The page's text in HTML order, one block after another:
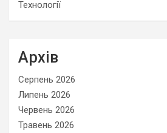
Технології
Архів
Серпень 2026
Липень 2026
Червень 2026
Травень 2026